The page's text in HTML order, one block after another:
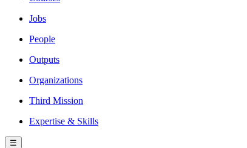
Jobs
People
Outputs
Organizations
Third Mission
Expertise & Skills
☰